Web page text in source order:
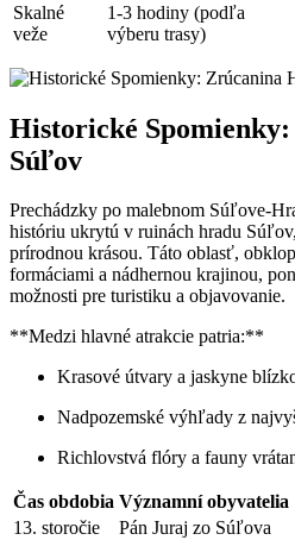
Skalné
veže
1-3 hodiny (podľa
výberu trasy)
Historické
Súľov
Prechádzky po malebnom Súľove-
históriu ukrytú v ruinách hradu Súľov,
prírodnou krásou. Táto oblasť,
formáciami a nádhernou krajinou,
možnosti pre turistiku a objavovanie.
**Medzi hlavné atrakcie patria:**
Krasové útvary a jaskyne
Nadpozemské výhľady z
Richlovstvá flóry a fauny
Čas obdobia Významní obyvatelia
13. storočie
Pán Juraj zo Súľova